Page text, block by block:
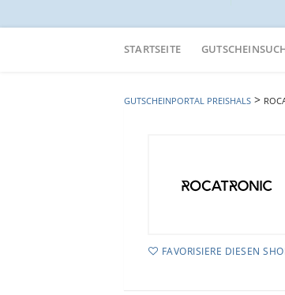
Online-
STARTSEITE
GUTSCHEINPORTAL PREISHALS >
FAVORISIERE DIESEN